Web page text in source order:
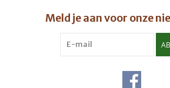
Meld je aan voor onze